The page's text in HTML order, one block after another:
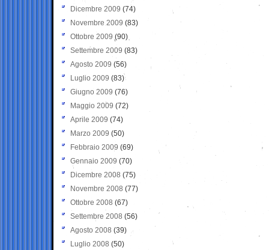
Dicembre 2009 (74)
Novembre 2009 (83)
Ottobre 2009 (90)
Settembre 2009 (83)
Agosto 2009 (56)
Luglio 2009 (83)
Giugno 2009 (76)
Maggio 2009 (72)
Aprile 2009 (74)
Marzo 2009 (50)
Febbraio 2009 (69)
Gennaio 2009 (70)
Dicembre 2008 (75)
Novembre 2008 (77)
Ottobre 2008 (67)
Settembre 2008 (56)
Agosto 2008 (39)
Luglio 2008 (50)